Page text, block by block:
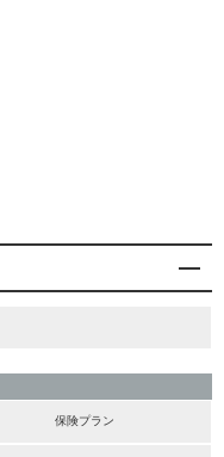
保険プラン